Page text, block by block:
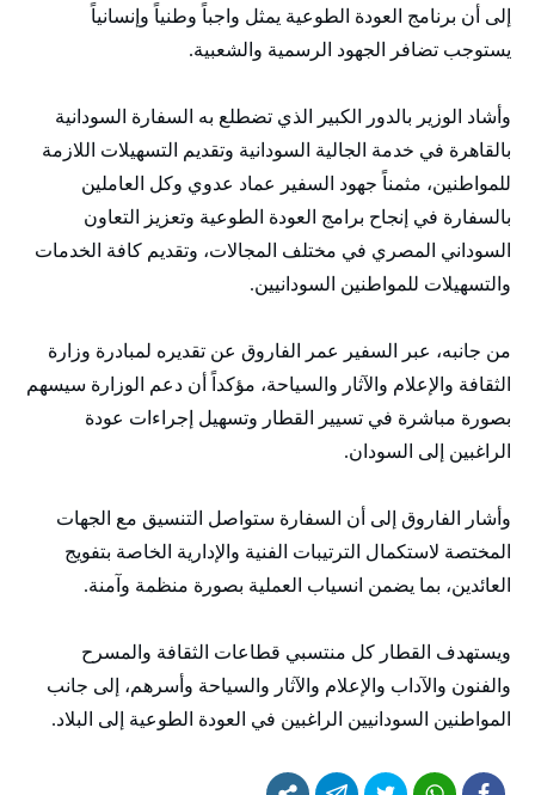
إلى أن برنامج العودة الطوعية يمثل واجباً وطنياً وإنسانياً
يستوجب تضافر الجهود الرسمية والشعبية.
وأشاد الوزير بالدور الكبير الذي تضطلع به السفارة السودانية
بالقاهرة في خدمة الجالية السودانية وتقديم التسهيلات اللازمة
للمواطنين، مثمناً جهود السفير عماد عدوي وكل العاملين
بالسفارة في إنجاح برامج العودة الطوعية وتعزيز التعاون
السوداني المصري في مختلف المجالات، وتقديم كافة الخدمات
والتسهيلات للمواطنين السودانيين.
من جانبه، عبر السفير عمر الفاروق عن تقديره لمبادرة وزارة
الثقافة والإعلام والآثار والسياحة، مؤكداً أن دعم الوزارة سيسهم
بصورة مباشرة في تسيير القطار وتسهيل إجراءات عودة
الراغبين إلى السودان.
وأشار الفاروق إلى أن السفارة ستواصل التنسيق مع الجهات
المختصة لاستكمال الترتيبات الفنية والإدارية الخاصة بتفويج
العائدين، بما يضمن انسياب العملية بصورة منظمة وآمنة.
ويستهدف القطار كل منتسبي قطاعات الثقافة والمسرح
والفنون والآداب والإعلام والآثار والسياحة وأسرهم، إلى جانب
المواطنين السودانيين الراغبين في العودة الطوعية إلى البلاد.